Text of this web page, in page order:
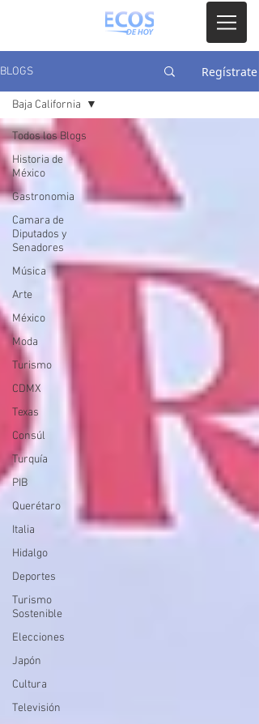
BLOGS Regístrate
Todos los Blogs
Historia de
México
Gastronomia
Camara de
Diputados y
Senadores
Música
Arte
México
Moda
Turismo
CDMX
Texas
Consúl
Turquía
PIB
Querétaro
Italia
Hidalgo
Deportes
Turismo
Sostenible
Elecciones
Japón
Cultura
Televisión
Baja California